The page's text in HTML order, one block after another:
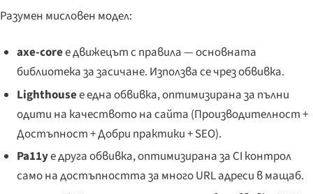
Разумен мисловен модел:
axe-coreе движецът с правила — основната
библиотека за засичане. Използва се чрез обвивка.
Lighthouseе една обвивка, оптимизирана за пълни
одити на качеството на сайта (Производителност +
Достъпност + Добри практики + SEO).
Pa11yе друга обвивка, оптимизирана за CI контрол
само на достъпността за много URL адреси в мащаб.